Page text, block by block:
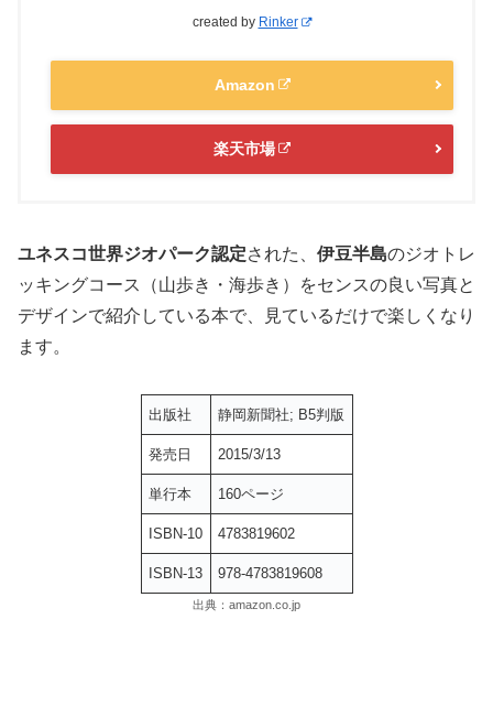
created by Rinker
Amazon
楽天市場
ユネスコ世界ジオパーク認定された、 伊豆半島のジオトレ
ッキングコース（山歩き・海歩き）をセンスの良い写真と
デザインで紹介している本で、見ているだけで楽しくなり
ます。
出版社 静岡新聞社; B5判版
発売日 2015/3/13
単行本 160ページ
ISBN-10 4783819602
ISBN-13 978-4783819608
出典：amazon.co.jp